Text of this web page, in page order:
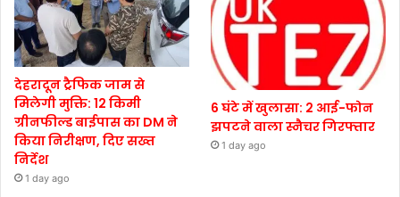
देहरादून ट्रैफिक जाम से
मिलेगी मुक्ति: 12 किमी
ग्रीनफील्ड बाईपास का DM ने
किया निरीक्षण, दिए सख्त
निर्देश
1 day ago
6 घंटे में खुलासा: 2 आई-फोन
झपटने वाला स्नैचर गिरफ्तार
1 day ago